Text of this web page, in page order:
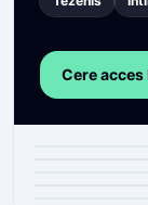
Cere acces